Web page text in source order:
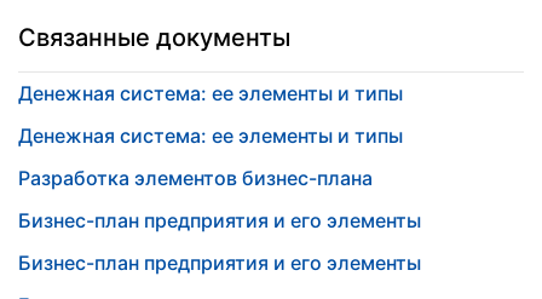
Связанные документы
Денежная система: ее элементы и типы
Денежная система: ее элементы и типы
Разработка элементов бизнес-плана
Бизнес-план предприятия и его элементы
Бизнес-план предприятия и его элементы